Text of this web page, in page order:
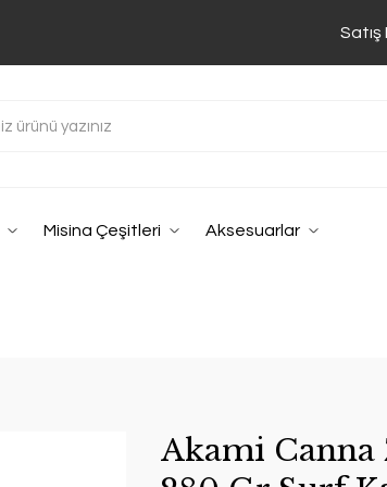
Satış
Misina Çeşitleri Aksesuarlar
Akami Canna